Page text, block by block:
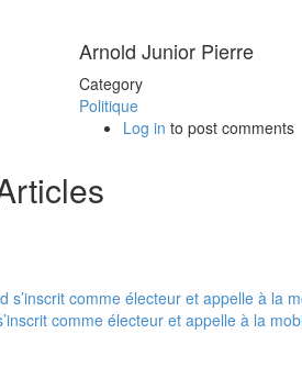
Arnold Junior Pierre
Category
Politique
Log in to post comments
comme électeur et appelle à la